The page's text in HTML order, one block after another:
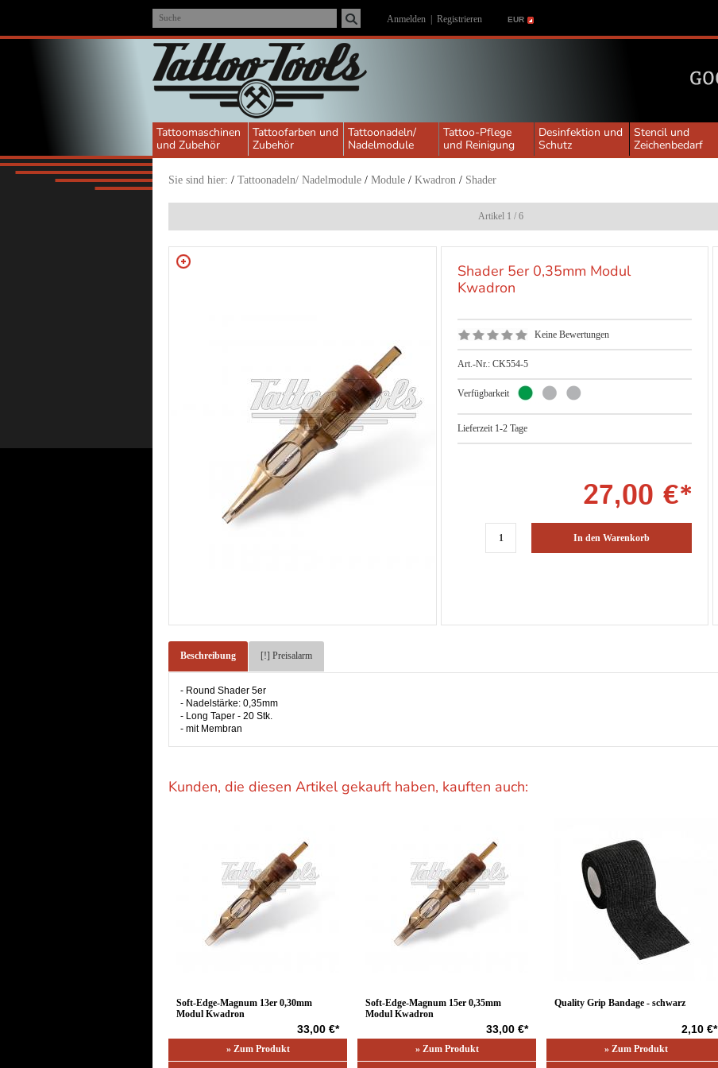
Suche Anmelden Registrieren EUR
Tattoomaschinen
und Zubehör
Tattoofarben und
Zubehör
Tattoonadeln/
Nadelmodule
Tattoo-Pflege
und Reinigung
Desinfektion und
Schutz
Stencil und
Zeichenbedarf
Sie sind hier: / Tattoonadeln/ Nadelmodule / Module / Kwadron / Shader
Artikel 1 / 6
Shader 5er 0,35mm Modul
Kwadron
Keine Bewertungen
Art.-Nr.: CK554-5
Verfügbarkeit
Lieferzeit 1-2 Tage
27,00 €*
In den Warenkorb
Beschreibung [!] Preisalarm
- Round Shader 5er
- Nadelstärke: 0,35mm
- Long Taper - 20 Stk.
- mit Membran
Kunden, die diesen Artikel gekauft haben, kauften auch:
Soft-Edge-Magnum 13er 0,30mm
Modul Kwadron
33,00 €*
» Zum Produkt
Soft-Edge-Magnum 15er 0,35mm
Modul Kwadron
33,00 €*
» Zum Produkt
Quality Grip Bandage - schwarz
2,10 €*
» Zum Produkt